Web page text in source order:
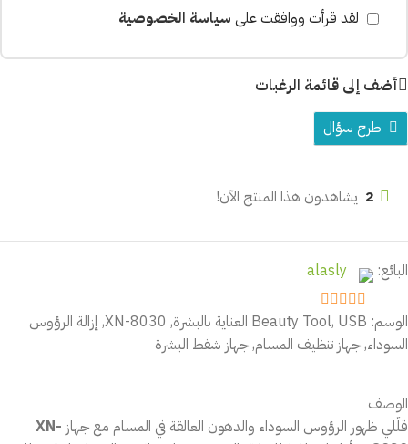
لقد قرأت ووافقت على سياسة الخصوصية
أضف إلى قائمة الرغبات
طرح سؤال
2 يشاهدون هذا المنتج الآن!
البائع: alasly
5
out of 5
الوسم: Beauty Tool, USB العناية بالبشرة ,
XN-8030
, إزالة الرؤوس
السوداء,جهاز تنظيف المسام,جهاز شفط البشرة
الوصف
قلّلي ظهور الرؤوس السوداء والدهون العالقة في المسام مع جهاز XN-